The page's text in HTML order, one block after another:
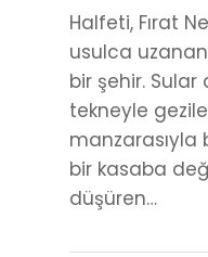
Halfeti, Fırat
usulca
bir şehir.
tekneyle
manzarasıyla
bir kasaba
düşüren…